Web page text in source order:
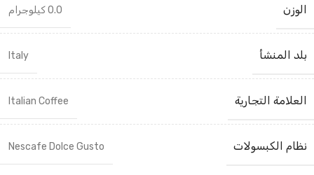
الوزن 0.0 كيلوجرام
بلد المنشأ Italy
العلامة التجارية Italian Coffee
نظام الكبسولات Nescafe Dolce Gusto